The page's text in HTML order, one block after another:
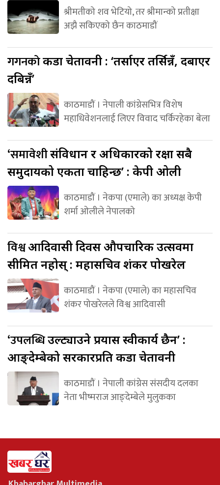
श्रीमतीको शव भेटियो, तर श्रीमान्को प्रतीक्षा
अझै सकिएको छैन काठमाडौं
गगनकोकडा चेतावनी : ‘तर्साएर तर्सिन्नँ, दबाएर
दबिन्नँ’
काठमाडौं । नेपाली कांग्रेसभित्र विशेष
महाधिवेशनलाई लिएर विवाद चर्किरहेका बेला
‘समावेशीसंविधान र अधिकारको रक्षा सबै
समुदायको एकता चाहिन्छ’ : केपी ओली
काठमाडौं । नेकपा (एमाले) का अध्यक्ष केपी
शर्मा ओलीले नेपालको
विश्वआदिवासी दिवस औपचारिक उत्सवमा
सीमित नहोस् : महासचिव शंकर पोखरेल
काठमाडौं । नेकपा (एमाले) का महासचिव
शंकर पोखरेलले विश्व आदिवासी
‘उपलब्धिउल्ट्याउने प्रयास स्वीकार्य छैन’ :
आङ्देम्बेको सरकारप्रति कडा चेतावनी
काठमाडौं । नेपाली कांग्रेस संसदीय दलका
नेता भीष्मराज आङ्देम्बेले मुलुकका